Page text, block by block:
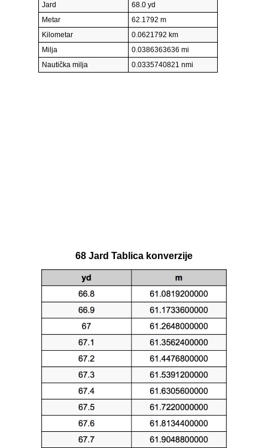
Jard
68.0 yd
Metar
62.1792 m
Kilometar
0.0621792 km
Milja
0.0386363636 mi
Nautička milja
0.0335740821 nmi
68 Jard Tablica konverzije